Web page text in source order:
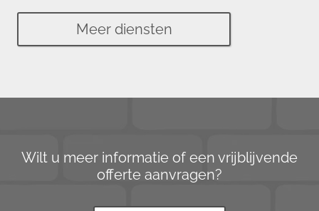
Meer diensten
Wilt u meer informatie of een vrijblijvende
offerte aanvragen?